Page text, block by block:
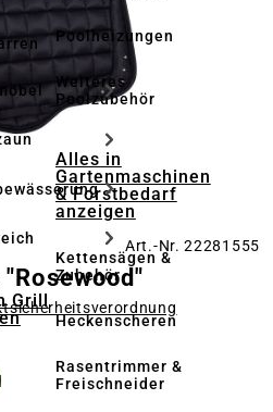
Grill
Poolheizungen
Weiteres
Poolzubehör
Alles in
Gartenmaschinen
& Forstbedarf
anzeigen
Kettensägen &
Zubehör
Heckenscheren
Rasentrimmer &
Freischneider
Art.-Nr. 22281555